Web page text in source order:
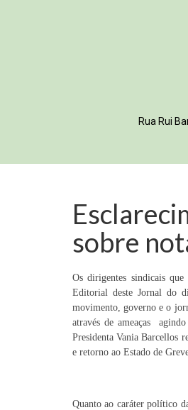
Rua Rui
sobre
Os dirigentes sindicais
Editorial deste Jornal do
movimento, governo e o
através de ameaças
Presidenta Vania Barcellos
e retorno ao Estado de
Quanto ao caráter político